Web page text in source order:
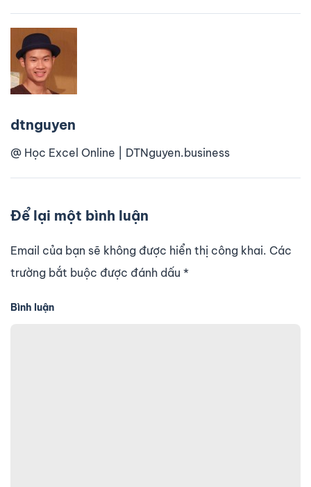
dtnguyen
@ Học Excel Online | DTNguyen.business
Để lại một bình luận
Email của bạn sẽ không được hiển thị công khai. Các
trường bắt buộc được đánh dấu *
Bình luận